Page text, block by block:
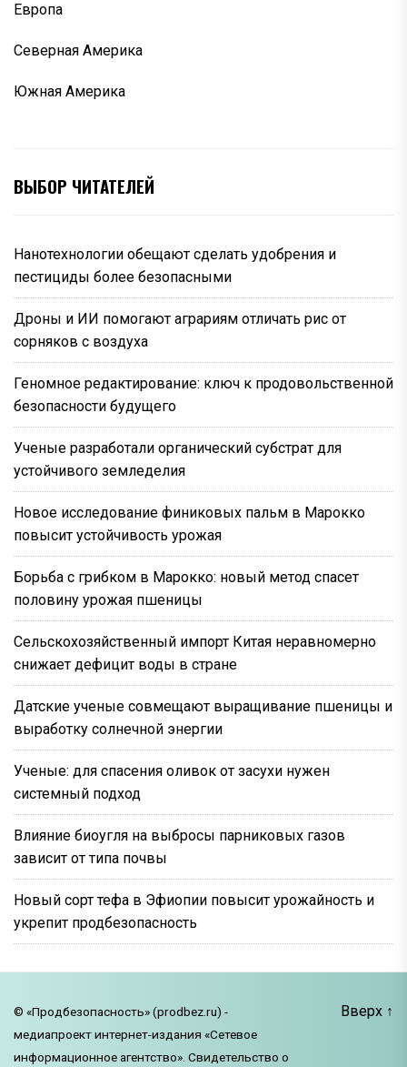
Европа
Северная Америка
Южная Америка
ВЫБОР ЧИТАТЕЛЕЙ
Нанотехнологии обещают сделать удобрения и
пестициды более безопасными
Дроны и ИИ помогают аграриям отличать рис от
сорняков с воздуха
Геномное редактирование: ключ к продовольственной
безопасности будущего
Ученые разработали органический субстрат для
устойчивого земледелия
Новое исследование финиковых пальм в Марокко
повысит устойчивость урожая
Борьба с грибком в Марокко: новый метод спасет
половину урожая пшеницы
Сельскохозяйственный импорт Китая неравномерно
снижает дефицит воды в стране
Датские ученые совмещают выращивание пшеницы и
выработку солнечной энергии
Ученые: для спасения оливок от засухи нужен
системный подход
Влияние биоугля на выбросы парниковых газов
зависит от типа почвы
Новый сорт тефа в Эфиопии повысит урожайность и
укрепит продбезопасность
© «Продбезопасность» (prodbez.ru) -
медиапроект интернет-издания «Сетевое
информационное агентство». Свидетельство о
Вверх ↑